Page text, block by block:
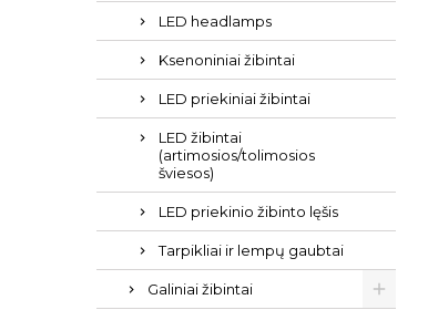
LED headlamps
Ksenoniniai žibintai
LED priekiniai žibintai
LED žibintai
(artimosios/tolimosios
šviesos)
LED priekinio žibinto lęšis
Tarpikliai ir lempų gaubtai
Galiniai žibintai